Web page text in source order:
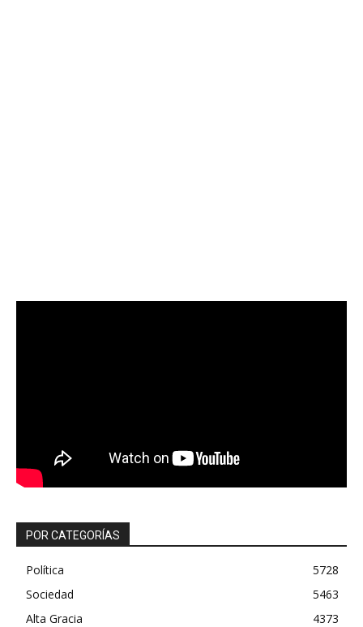
POR CATEGORÍAS
Política
5728
Sociedad
5463
Alta Gracia
4373